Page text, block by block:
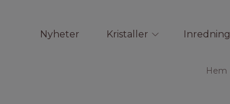
Nyheter Kristaller Inredning
Hem